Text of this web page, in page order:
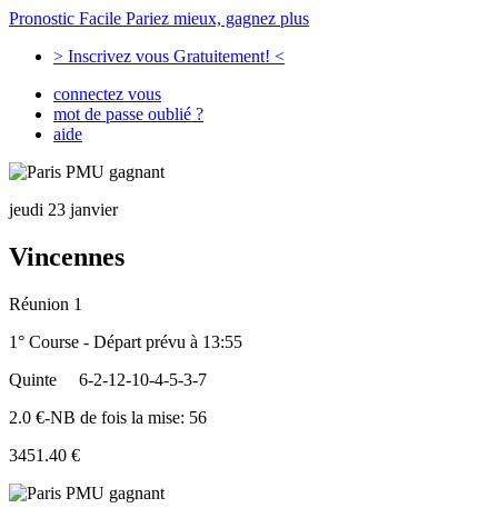
Pronostic Facile Pariez mieux, gagnez plus
> Inscrivez vous Gratuitement! <
connectez vous
mot de passe oublié ?
aide
jeudi 23 janvier
Vincennes
Réunion 1
1° Course - Départ prévu à 13:55
Quinte
6-2-12-10-4-5-3-7
2.0 €-NB de fois la mise: 56
3451.40 €